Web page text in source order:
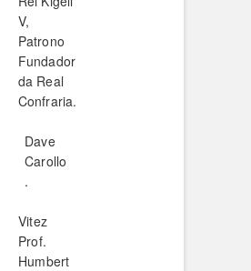
V,
Patrono
Fundador
da Real
Confraria.
Dave
Carollo
.
Vitez
Prof.
Humbert